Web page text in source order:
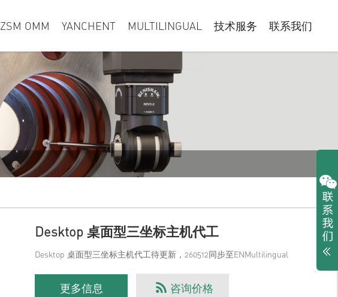
ZSM OMM YANCHENT MULTILINGUAL 技术服务 联系我们
Desktop 桌面型三坐标主机代工
Desktop 桌面型三坐标主机代工待更新，260512同步至ENMultilingual
更多信息 咨询价格